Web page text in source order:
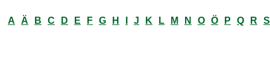
A Ä B C D E F G H J K L M N O Ö P Q R S